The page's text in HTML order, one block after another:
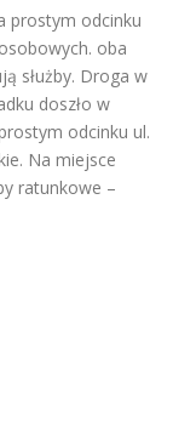
prostym odcinku
oba
służby. Droga w
doszło w
odcinku ul.
Na miejsce
ratunkowe –